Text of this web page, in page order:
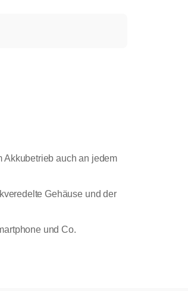
Akkubetrieb auch an jedem
Gehäuse und der
und Co.